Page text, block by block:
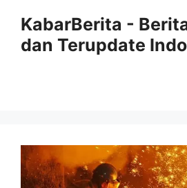
KabarBerita -
dan Terupdate